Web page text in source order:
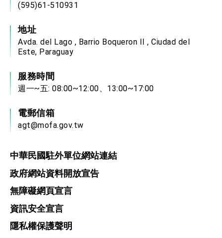
(595)61-510931
地址
Avda. del Lago , Barrio Boqueron II , Ciudad del
Este, Paraguay
服務時間
週一~五: 08:00~12:00、13:00~17:00
電郵信箱
agt@mofa.gov.tw
中華民國駐外單位網站連結
政府網站資料開放宣告
無障礙網頁宣言
資訊安全宣言
隱私權保護聲明